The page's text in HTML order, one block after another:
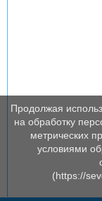
Продолжая
на обработку
метрических
условиями
(https://